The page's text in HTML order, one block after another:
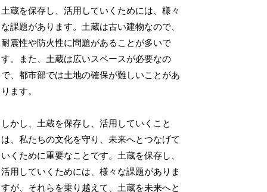
土蔵を保存し、活用していくためには、様々
な課題があります。土蔵は古い建物なので、
耐震性や防火性に問題があることが多いで
す。また、土蔵は広いスペースが必要なの
で、都市部では土地の確保が難しいことがあ
ります。
しかし、土蔵を保存し、活用していくこと
は、私たちの文化を守り、未来へとつなげて
いくために重要なことです。土蔵を保存し、
活用していくためには、様々な課題がありま
すが、それらを乗り越えて、土蔵を未来へと